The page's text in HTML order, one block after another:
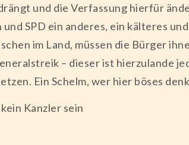
und die Verfassung hierfür
SPD ein anderes, ein kälteres und
im Land, müssen die Bürger
– dieser ist hierzulande
Ein Schelm, wer hier böses
Kanzler sein